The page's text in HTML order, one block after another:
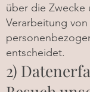
über die
Verarbeitung von
entscheidet.
2)